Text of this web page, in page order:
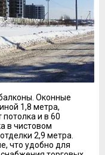
Оконные
1,8 метра,
и в 60
в чистовом
2,9 метра.
что удобно для